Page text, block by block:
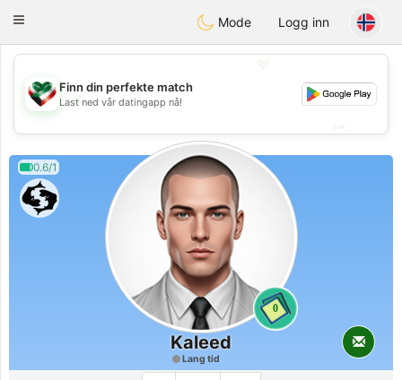
KuwaitChat
Toggle
Mode Logg inn
💖
💕
Finn din perfekte match
Last ned vår datingapp nå!
0.6/1
0
Kaleed
Lang tid